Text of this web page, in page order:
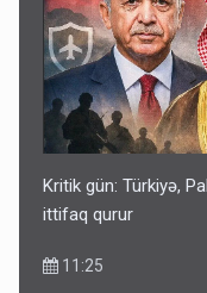
Kritik gün: Türkiyə,
ittifaq qurur
11:25